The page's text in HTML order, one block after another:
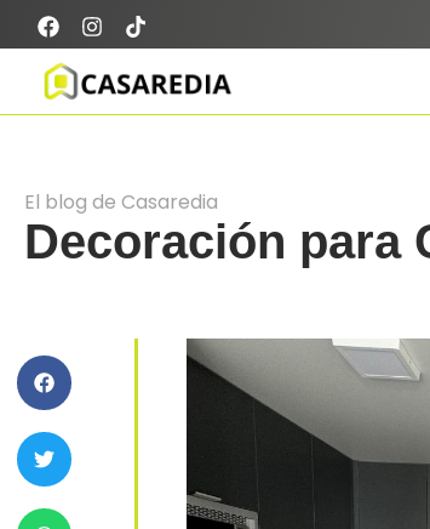
El blog de Casaredia
Decoración para